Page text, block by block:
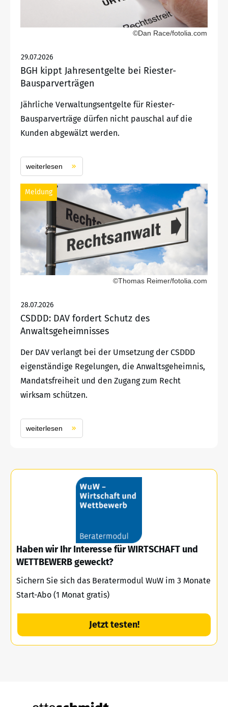
©Dan Race/fotolia.com
29.07.2026
BGH kippt Jahresentgelte bei Riester-
Bausparverträgen
Jährliche Verwaltungsentgelte für Riester-
Bausparverträge dürfen nicht pauschal auf die
Kunden abgewälzt werden.
weiterlesen
Meldung
©Thomas Reimer/fotolia.com
28.07.2026
CSDDD: DAV fordert Schutz des
Anwaltsgeheimnisses
Der DAV verlangt bei der Umsetzung der CSDDD
eigenständige Regelungen, die Anwaltsgeheimnis,
Mandatsfreiheit und den Zugang zum Recht
wirksam schützen.
weiterlesen
Haben wir Ihr Interesse für WIRTSCHAFT und
WETTBEWERB geweckt?
Sichern Sie sich das Beratermodul WuW im 3 Monate
Start-Abo (1 Monat gratis)
Jetzt testen!